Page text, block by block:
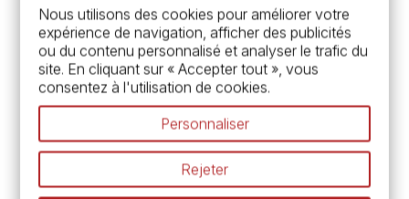
Services
Carte fidélité & avantages
Chèque cadeau, bon cadeaux
Devis & bon de commande
Pass culture - mode d'emploi
Nos promotions en cours
Espace conseils
L’aquarelle en tubes ou en godets ?
Le vocabulaire technique de l’aquarelle
Nous utilisons des cookies pour améliorer votre
expérience de navigation, afficher des publicités
ou du contenu personnalisé et analyser le trafic du
site. En cliquant sur « Accepter tout », vous
consentez à l'utilisation de cookies.
Personnaliser
Rejeter